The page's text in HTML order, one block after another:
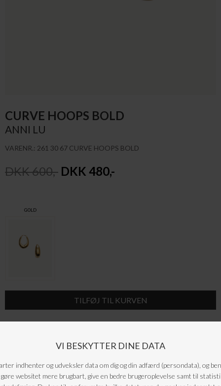
CURVE HOOPS BOLD
ANNI LU
VARENR.: 261 30 67 CURVE HOOPS BOLD
DKK 600,- DKK 480,-
GOLD